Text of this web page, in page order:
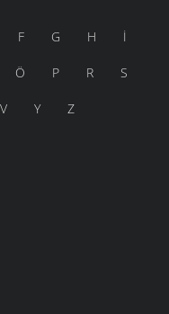
F G H İ
Ö P R S
V Y Z